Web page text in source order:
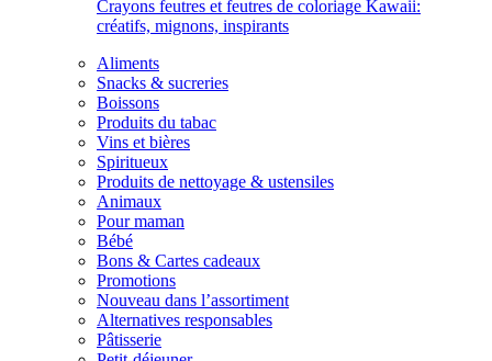
Crayons feutres et feutres de coloriage Kawaii:
créatifs, mignons, inspirants
Aliments
Snacks & sucreries
Boissons
Produits du tabac
Vins et bières
Spiritueux
Produits de nettoyage & ustensiles
Animaux
Pour maman
Bébé
Bons & Cartes cadeaux
Promotions
Nouveau dans l’assortiment
Alternatives responsables
Pâtisserie